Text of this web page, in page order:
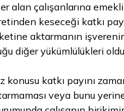
alan çalışanlarına
keseceği katkı
aktarmanın
diğer yükümlülükleri
konusu katkı payını
veya bunu